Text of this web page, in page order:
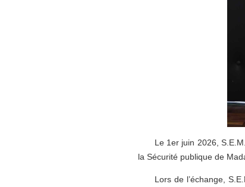
Le 1er juin 2026,
la Sécurité publique de
Lors de l’échange,